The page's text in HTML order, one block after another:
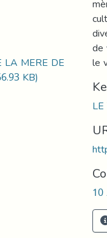
LA MERE DE
KB)
de
le